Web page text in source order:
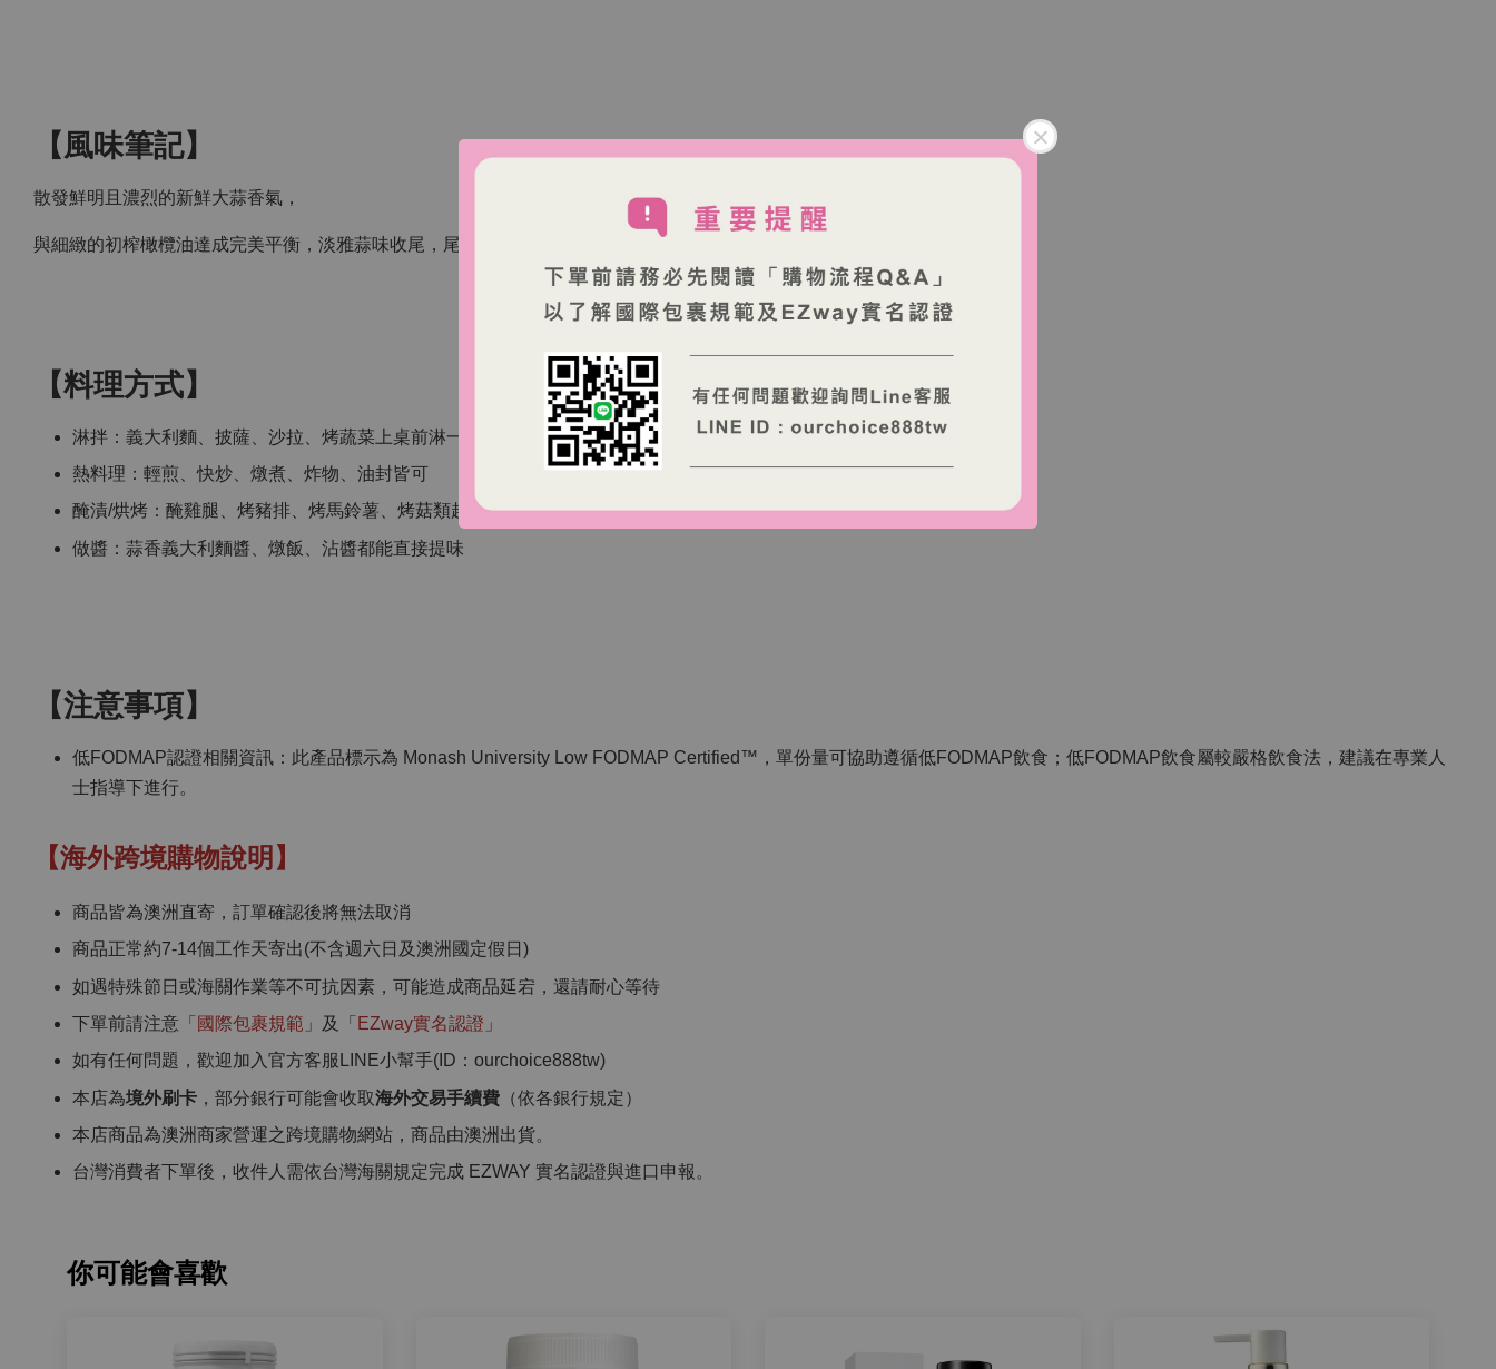
【風味筆記】
散發鮮明且濃烈的新鮮大蒜香氣，
與細緻的初榨橄欖油達成完美平衡，淡雅蒜味收尾，尾韻乾淨不厚重。
【料理方式】
淋拌：義大利麵、披薩、沙拉、烤蔬菜上桌前淋一圈
熱料理：輕煎、快炒、燉煮、炸物、油封皆可
醃漬/烘烤：醃雞腿、烤豬排、烤馬鈴薯、烤菇類超方便
做醬：蒜香義大利麵醬、燉飯、沾醬都能直接提味
【注意事項】
低FODMAP認證相關資訊：此產品標示為 Monash University Low FODMAP Certified™，單份量可協助遵循低FODMAP飲食；低FODMAP飲食屬較嚴格飲食法，建議在專業人
士指導下進行。
【海外跨境購物說明】
商品皆為澳洲直寄，訂單確認後將無法取消
商品正常約7-14個工作天寄出(不含週六日及澳洲國定假日)
如遇特殊節日或海關作業等不可抗因素，可能造成商品延宕，還請耐心等待
下單前請注意「 國際包裹規範 」及「 EZway實名認證 」
如有任何問題，歡迎加入官方客服LINE小幫手(ID：ourchoice888tw)
本店為境外刷卡 ，部分銀行可能會收取海外交易手續費 （依各銀行規定）
本店商品為澳洲商家營運之跨境購物網站，商品由澳洲出貨。
台灣消費者下單後，收件人需依台灣海關規定完成 EZWAY 實名認證與進口申報。
你可能會喜歡